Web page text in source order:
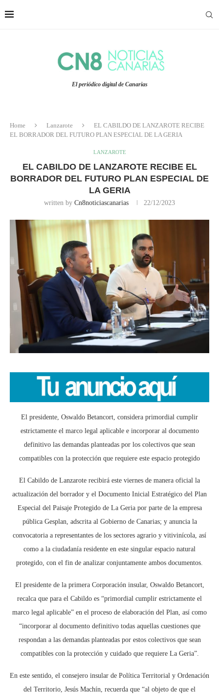
El periódico digital de Canarias
Home Lanzarote
EL CABILDO DE LANZAROTE RECIBE
EL BORRADOR DEL FUTURO PLAN ESPECIAL DE LA GERIA
LANZAROTE
EL CABILDO DE LANZAROTE RECIBE EL
BORRADOR DEL FUTURO PLAN ESPECIAL DE
LA GERIA
written by Cn8noticiascanarias 22/12/2023
El presidente, Oswaldo Betancort, considera primordial cumplir
estrictamente el marco legal aplicable e incorporar al documento
definitivo las demandas planteadas por los colectivos que sean
compatibles con la protección que requiere este espacio protegido
El Cabildo de Lanzarote recibirá este viernes de manera oficial la
actualización del borrador y el Documento Inicial Estratégico del Plan
Especial del Paisaje Protegido de La Geria por parte de la empresa
pública Gesplan, adscrita al Gobierno de Canarias; y anuncia la
convocatoria a representantes de los sectores agrario y vitivinícola, así
como a la ciudadanía residente en este singular espacio natural
protegido, con el fin de analizar conjuntamente ambos documentos.
El presidente de la primera Corporación insular, Oswaldo Betancort,
recalca que para el Cabildo es “primordial cumplir estrictamente el
marco legal aplicable” en el proceso de elaboración del Plan, así como
“incorporar al documento definitivo todas aquellas cuestiones que
respondan a las demandas planteadas por estos colectivos que sean
compatibles con la protección y cuidado que requiere La Geria”.
En este sentido, el consejero insular de Política Territorial y Ordenación
del Territorio, Jesús Machín, recuerda que “al objeto de que el